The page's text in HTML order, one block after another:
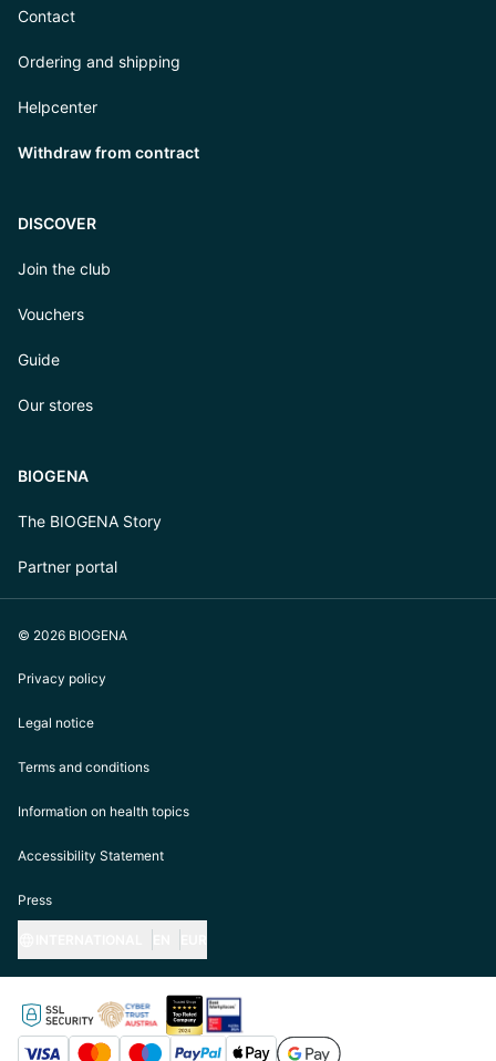
Contact
Ordering and shipping
Helpcenter
Withdraw from contract
DISCOVER
Join the club
Vouchers
Guide
Our stores
BIOGENA
The BIOGENA Story
Partner portal
© 2026 BIOGENA
Privacy policy
Legal notice
Terms and conditions
Information on health topics
Accessibility Statement
Press
https://biogena.com/de-at
https://biogena.com/de-de
https://biogena.com/de-ch
https://biogena.com/it-it